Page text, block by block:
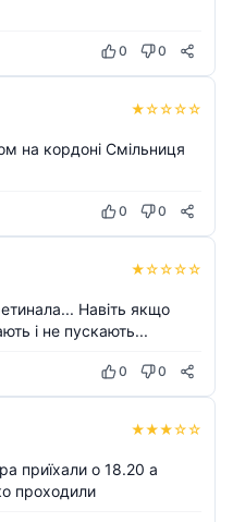
0 0
★☆☆☆☆
на кордоні Смільниця
0 0
★☆☆☆☆
Навіть якщо
і не пускають...
0 0
★★★☆☆
приїхали о 18.20 а
проходили